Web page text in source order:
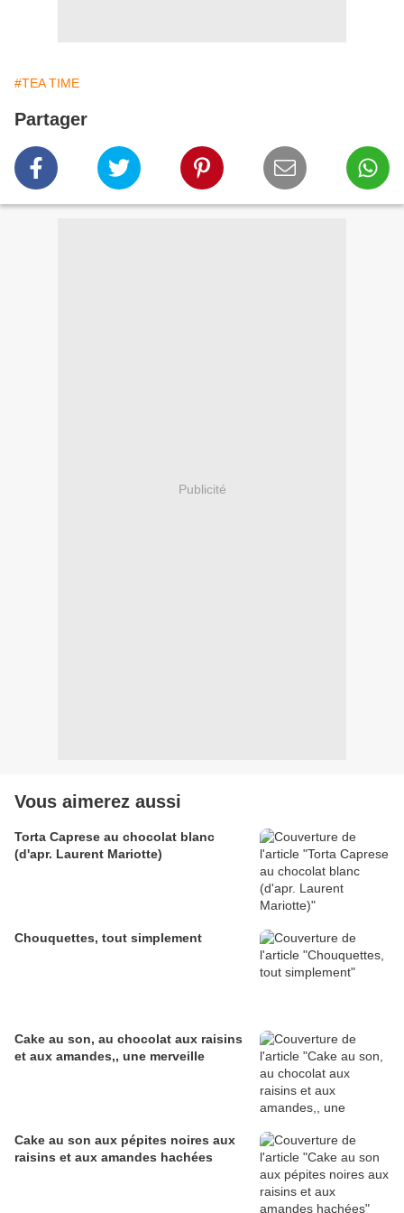
#TEA TIME
Partager
Publicité
Vous aimerez aussi
Torta Caprese au chocolat blanc
(d'apr. Laurent Mariotte)
Chouquettes, tout simplement
Cake au son, au chocolat aux raisins
et aux amandes,, une merveille
Cake au son aux pépites noires aux
raisins et aux amandes hachées